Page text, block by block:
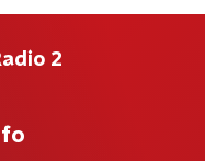
2